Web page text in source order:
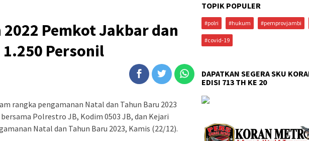
Pemkot Jakbar dan
Personil
rangka pengamanan Natal dan Tahun Baru 2023
Polrestro JB, Kodim 0503 JB, dan Kejari
Natal dan Tahun Baru 2023, Kamis (22/12).
TOPIK POPULER
#polri #hukum #pemprovjambi
#covid-19
DAPATKAN SEGERA SKU
EDISI 713 TH KE 20